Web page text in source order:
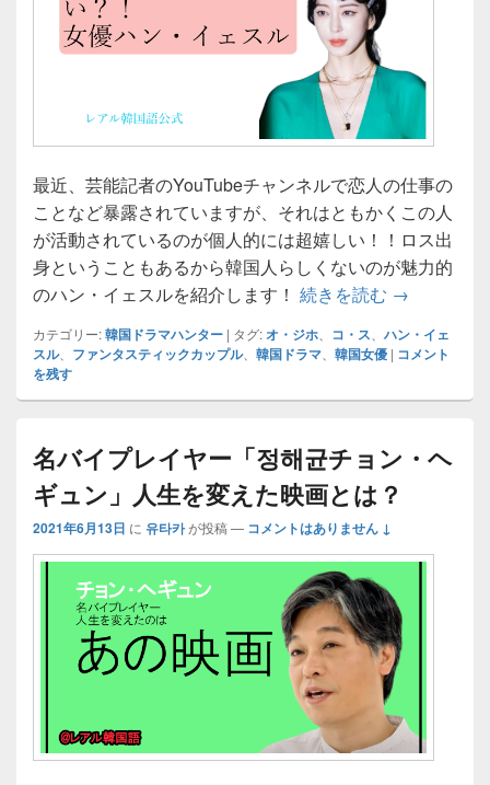
最近、芸能記者のYouTubeチャンネルで恋人の仕事の
ことなど暴露されていますが、それはともかくこの人
が活動されているのが個人的には超嬉しい！！ロス出
身ということもあるから韓国人らしくないのが魅力的
のハン・イェスルを紹介します！ 続きを読む 韓国人女優
→
カテゴリー:韓国ドラマハンター | タグ:オ・ジホ コ・ス
ハン・イェ
スル、 ファンタスティックカップル、 韓国ドラマ 韓国女優 | コメント
を残す
名バイプレイヤー「정해균チョン・ヘ
ギュン」人生を変えた映画とは？
2021年6月13日 に 유타카が投稿 — コメントはありません ↓